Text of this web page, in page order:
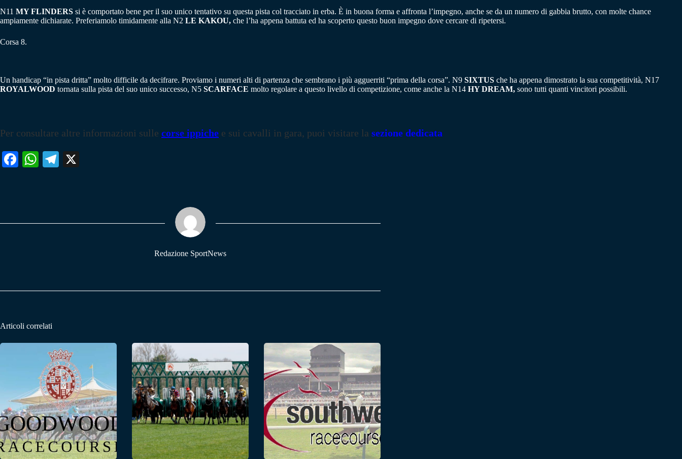
N11 MY FLINDERS si è comportato bene per il suo unico tentativo su questa pista col tracciato in erba. È in buona forma e affronta l’impegno, anche se da un numero di gabbia brutto, con molte chance
ampiamente dichiarate. Preferiamolo timidamente alla N2 LE KAKOU, che l’ha appena battuta ed ha scoperto questo buon impegno dove cercare di ripetersi.
Corsa 8.
Un handicap “in pista dritta” molto difficile da decifrare. Proviamo i numeri alti di partenza che sembrano i più agguerriti “prima della corsa”. N9 SIXTUS che ha appena dimostrato la sua competitività, N17
ROYALWOOD tornata sulla pista del suo unico successo, N5 SCARFACE molto regolare a questo livello di competizione, come anche la N14 HY DREAM, sono tutti quanti vincitori possibili.
Per consultare altre informazioni sulle corse ippiche e sui cavalli in gara, puoi visitare la sezione dedicata
Fa W
pp
Te
m
Redazione SportNews
Articoli correlati